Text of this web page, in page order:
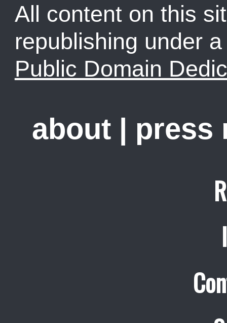
All content on this
republishing under
Public Domain
about | press